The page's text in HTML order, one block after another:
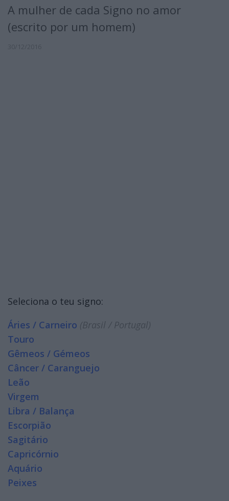
A mulher de cada Signo no amor
(escrito por um homem)
Seleciona o teu signo:
Áries / Carneiro (Brasil / Portugal)
Touro
Gêmeos / Gémeos
Câncer / Caranguejo
Leão
Virgem
Libra / Balança
Escorpião
Sagitário
Capricórnio
Aquário
Peixes